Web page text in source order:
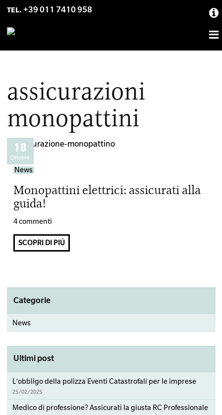
Skip
Skip
Skip
TEL. +39 011 7410 958
assicurazioni
monopattini
18
Ottobre
News
Monopattini elettrici: assicurati alla
guida!
4 commenti
SCOPRI DI PIÚ
Primary
Sidebar
Categorie
News
Ultimi post
L’obbligo della polizza Eventi Catastrofali per le imprese
25/02/2025
Medico di professione? Assicurati la giusta RC Professionale